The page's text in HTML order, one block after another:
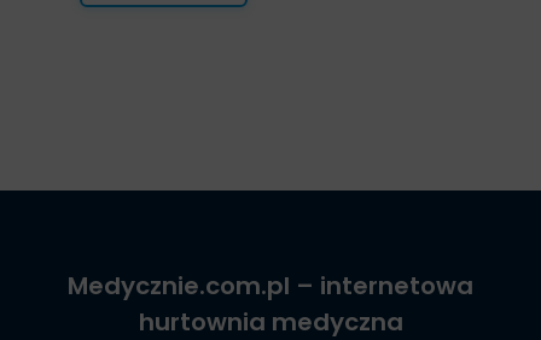
Medycznie.com.pl – internetowa
hurtownia medyczna